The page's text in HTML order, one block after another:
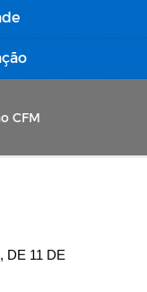
CFM
DE 11 DE